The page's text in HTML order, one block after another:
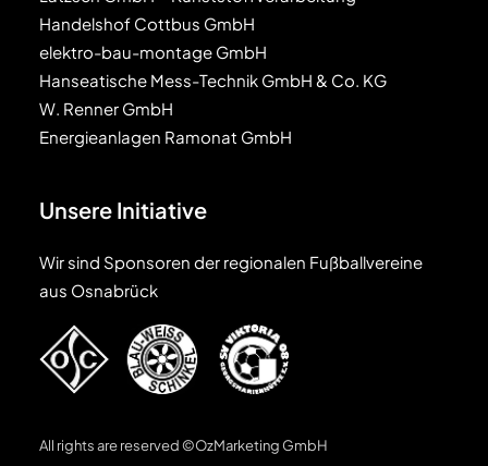
Handelshof Cottbus GmbH
elektro-bau-montage GmbH
Hanseatische Mess-Technik GmbH & Co. KG
W. Renner GmbH
Energieanlagen Ramonat GmbH
Unsere Initiative
Wir sind Sponsoren der regionalen Fußballvereine
aus Osnabrück
All rights are reserved ©OzMarketing GmbH